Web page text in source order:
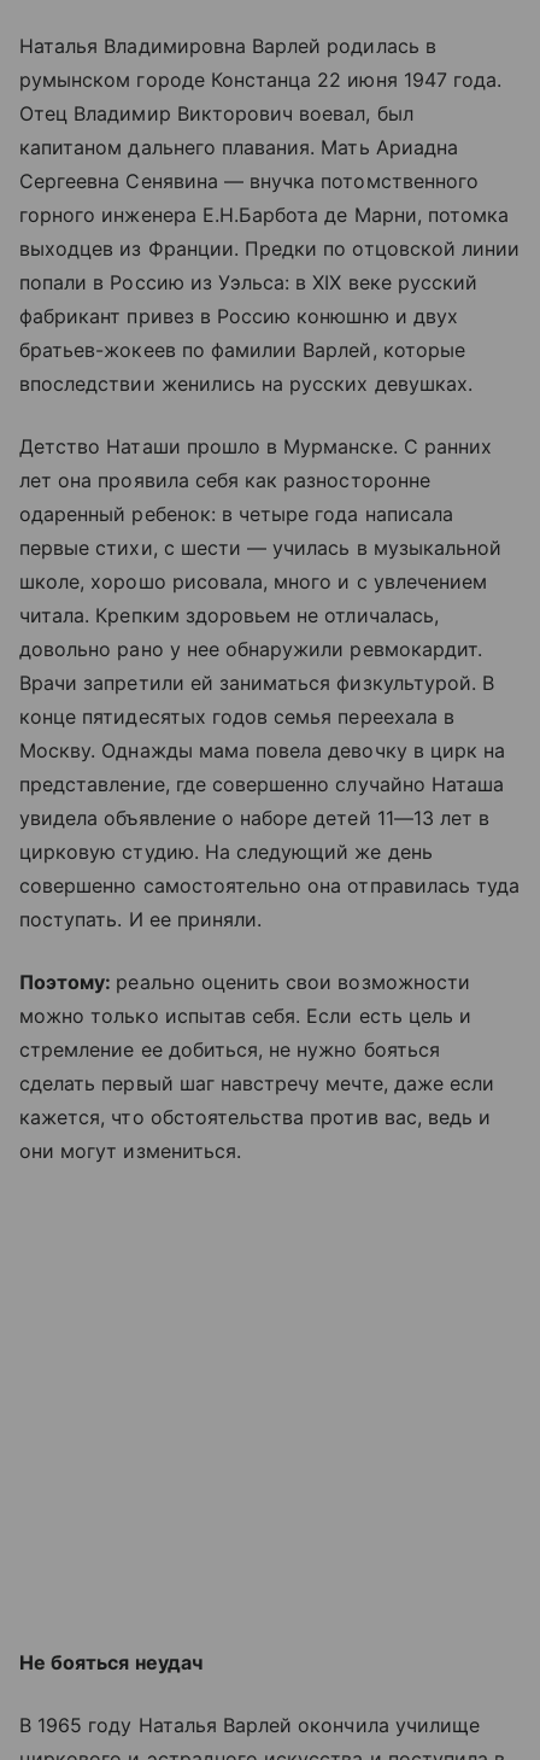
Наталья Владимировна Варлей родилась в
румынском городе Констанца 22 июня 1947 года.
Отец Владимир Викторович воевал, был
капитаном дальнего плавания. Мать Ариадна
Сергеевна Сенявина — внучка потомственного
горного инженера Е.Н.Барбота де Марни, потомка
выходцев из Франции. Предки по отцовской линии
попали в Россию из Уэльса: в XIX веке русский
фабрикант привез в Россию конюшню и двух
братьев-жокеев по фамилии Варлей, которые
впоследствии женились на русских девушках.
Детство Наташи прошло в Мурманске. С ранних
лет она проявила себя как разносторонне
одаренный ребенок: в четыре года написала
первые стихи, с шести — училась в музыкальной
школе, хорошо рисовала, много и с увлечением
читала. Крепким здоровьем не отличалась,
довольно рано у нее обнаружили ревмокардит.
Врачи запретили ей заниматься физкультурой. В
конце пятидесятых годов семья переехала в
Москву. Однажды мама повела девочку в цирк на
представление, где совершенно случайно Наташа
увидела объявление о наборе детей 11—13 лет в
цирковую студию. На следующий же день
совершенно самостоятельно она отправилась туда
поступать. И ее приняли.
Поэтому: реально оценить свои возможности
можно только испытав себя. Если есть цель и
стремление ее добиться, не нужно бояться
сделать первый шаг навстречу мечте, даже если
кажется, что обстоятельства против вас, ведь и
они могут измениться.
Не бояться неудач
В 1965 году Наталья Варлей окончила училище